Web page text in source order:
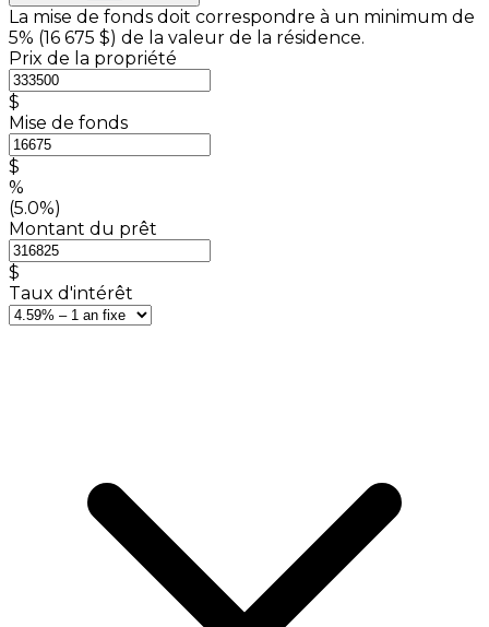
La mise de fonds doit correspondre à un minimum de
5% (16 675 $) de la valeur de la résidence.
Prix de la propriété
$
Mise de fonds
$
%
(5.0%)
Montant du prêt
$
Taux d'intérêt